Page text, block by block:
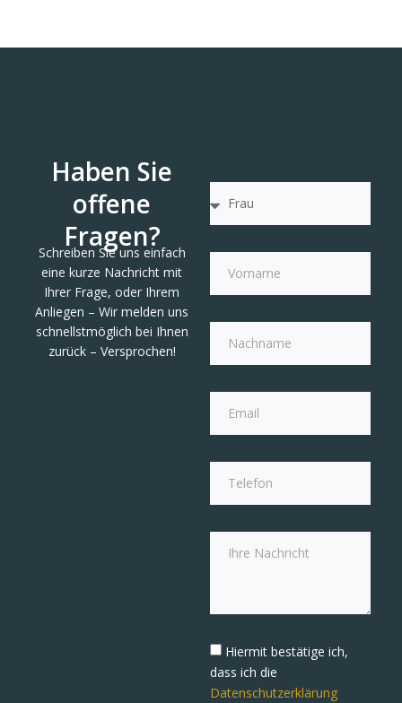
Haben Sie
offene
Fragen?
Schreiben Sie uns einfach
eine kurze Nachricht mit
Ihrer Frage, oder Ihrem
Anliegen – Wir melden uns
schnellstmöglich bei Ihnen
zurück – Versprochen!
Hiermit bestätige ich,
dass ich die
Datenschutzerklärung